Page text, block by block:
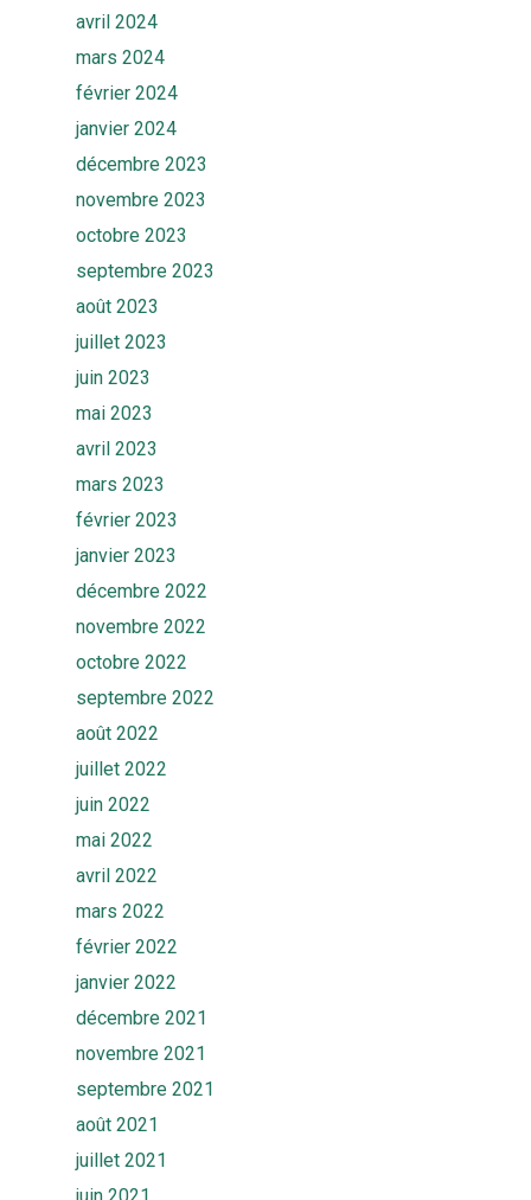
avril 2024
mars 2024
février 2024
janvier 2024
décembre 2023
novembre 2023
octobre 2023
septembre 2023
août 2023
juillet 2023
juin 2023
mai 2023
avril 2023
mars 2023
février 2023
janvier 2023
décembre 2022
novembre 2022
octobre 2022
septembre 2022
août 2022
juillet 2022
juin 2022
mai 2022
avril 2022
mars 2022
février 2022
janvier 2022
décembre 2021
novembre 2021
septembre 2021
août 2021
juillet 2021